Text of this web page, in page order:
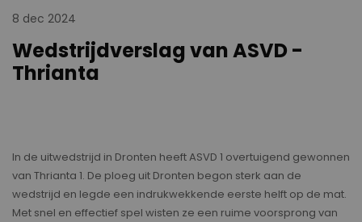
8 dec 2024
Wedstrijdverslag van ASVD -
Thrianta
In de uitwedstrijd in Dronten heeft ASVD 1 overtuigend gewonnen
van Thrianta 1. De ploeg uit Dronten begon sterk aan de
wedstrijd en legde een indrukwekkende eerste helft op de mat.
Met snel en effectief spel wisten ze een ruime voorsprong van